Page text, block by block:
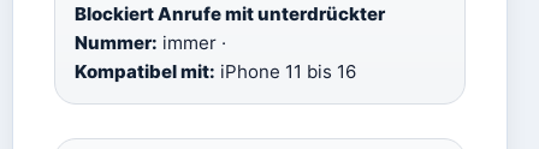
Blockiert Anrufe mit unterdrückter
Nummer: immer ·
Kompatibel mit: iPhone 11 bis 16